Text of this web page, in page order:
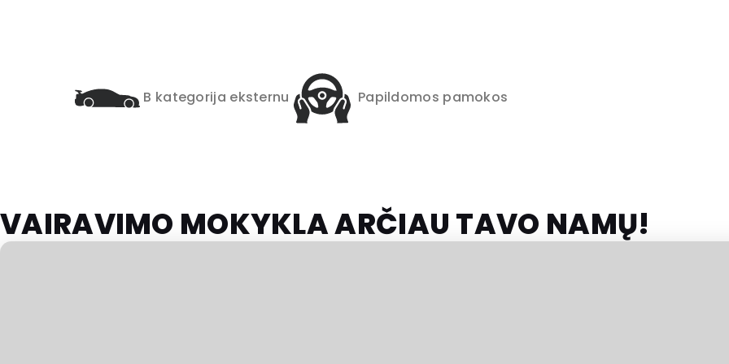
B kategorija eksternu Papildomos pamokos
VAIRAVIMO MOKYKLA ARČIAU TAVO NAMŲ!